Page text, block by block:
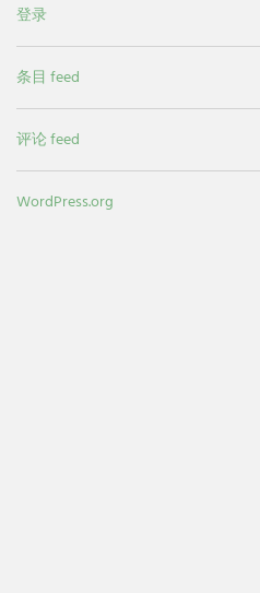
登录
条目 feed
评论 feed
WordPress.org